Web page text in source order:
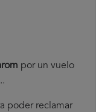
por un vuelo
poder reclamar